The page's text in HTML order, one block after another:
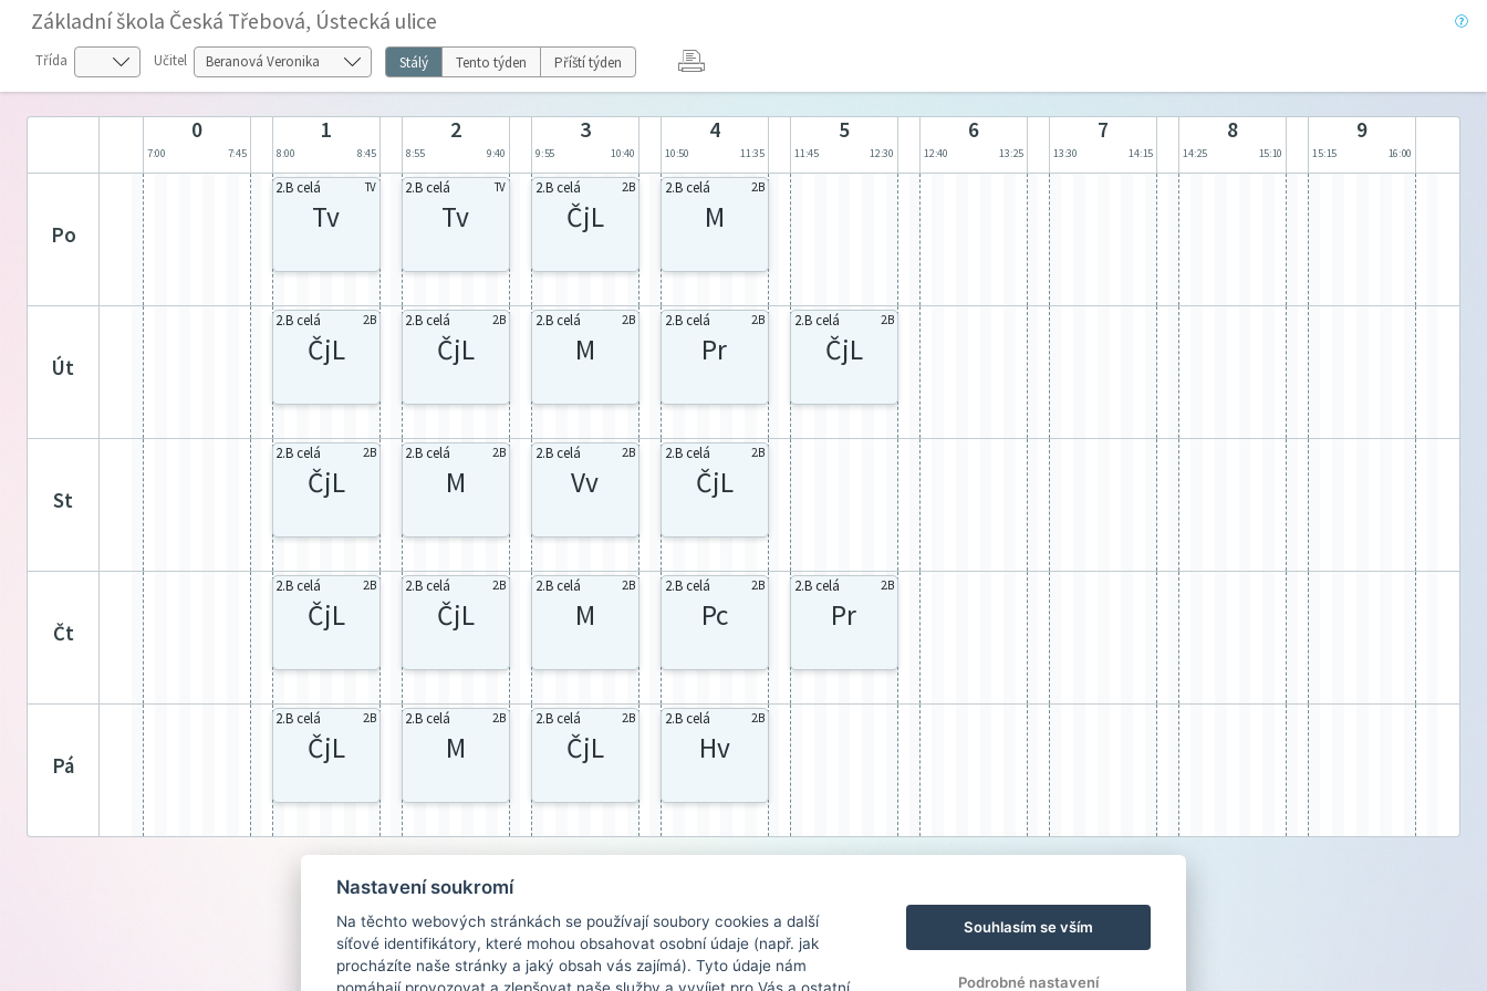
Základní škola Česká Třebová, Ústecká ulice
Třída Učitel Stálý Tento týden Příští týden
0
7:00 7:45
1
8:00 8:45
2
8:55 9:40
3
9:55 10:40
4
10:50 11:35
5
11:45 12:30
6
12:40 13:25
7
13:30 14:15
8
14:25 15:10
9
15:15 16:00
po
2.B celá TV
Tv
2.B celá TV
Tv
2.B celá 2.B
ČjL
2.B celá 2.B
M
út
2.B celá 2.B
ČjL
2.B celá 2.B
ČjL
2.B celá 2.B
M
2.B celá 2.B
Pr
2.B celá 2.B
ČjL
st
2.B celá 2.B
ČjL
2.B celá 2.B
M
2.B celá 2.B
Vv
2.B celá 2.B
ČjL
čt
2.B celá 2.B
ČjL
2.B celá 2.B
ČjL
2.B celá 2.B
M
2.B celá 2.B
Pc
2.B celá 2.B
Pr
pá
2.B celá 2.B
ČjL
2.B celá 2.B
M
2.B celá 2.B
ČjL
2.B celá 2.B
Hv
Nastavení soukromí
Na těchto webových stránkách se používají soubory cookies a další
síťové identifikátory, které mohou obsahovat osobní údaje (např. jak
procházíte naše stránky a jaký obsah vás zajímá). Tyto údaje nám
Souhlasím se vším
Podrobné nastavení